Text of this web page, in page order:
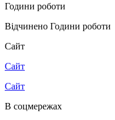
Години роботи
Відчинено Години роботи
Сайт
Сайт
Сайт
В соцмережах